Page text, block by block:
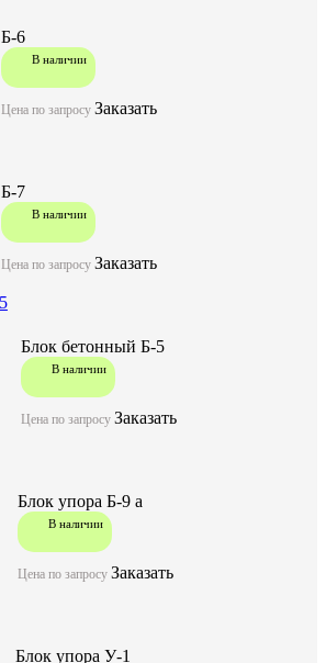
В наличии
Б-6
Цена по запросу Заказать
В наличии
Б-7
Цена по запросу Заказать
В наличии
Блок бетонный Б-5
Цена по запросу Заказать
В наличии
Блок упора Б-9 а
Цена по запросу Заказать
Блок упора У-1